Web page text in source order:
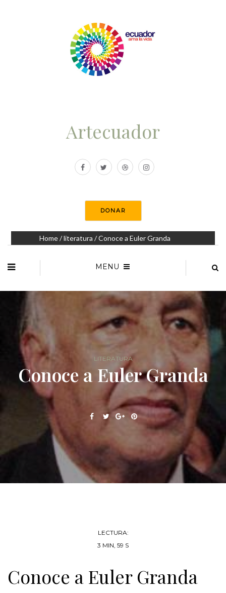
Artecuador
DONAR
Home/literatura / Conoce a Euler Granda
MENU
LITERATURA
Conoce a Euler Granda
LECTURA:
3 MIN, 59 S
Conoce a Euler Granda